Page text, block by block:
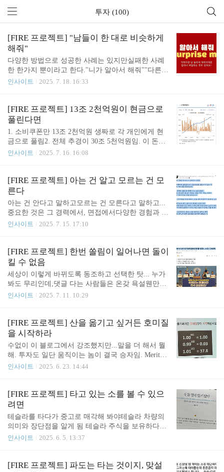
투자 (100)
[FIRE 프로젝트] "남들이 한 대로 비슷하게
해줘"
다양한 방법으로 성공한 사례는 있지만실패한 사례
한 한가지 뿐이라고 한다."니가 알아서 해줘""다른집
에서 그랬는데 알아서 똑같이 해줘" 니 일인데 결국
이야 변해선 안되겠지만,각자의 투자 방식은 각자가
개척하는 거지... 남들처럼 하면 남들 밖에 안되는 거
임.공통점이야 말 꿰 맞추면 여기저기 보이긴 하겠지
만,결국 100명의 투자가가 있으면 100가지 투자가 있
을 뿐이다. 자만해서는 안되겠지만https://meritocrat.ti
story.com/1390 [FIRE 프로젝트] "나는 달라" 이런 자
밀어 붙이는 건 좋은데,"나라면 저렇게 안할 것 같음"
이렇..
인사이트 2025. 7. 18. 16:33
[FIRE 프로젝트] 13조 2천억원이 현금으로
풀린다면
1. 소비쿠폰만 13조 2천억원 생짜로 각 개인에게 현
금으로 풀림2. 전체 추경이 30조 5천억원임. 이 돈도
직간접적으로 풀림 엄청난 경제 충격이 예상됨 ... 이
피곤한데이런 바보들이 더 많아져야 나한테 기회가
더 오는 거 아니겠음? 늘어난 돈, 오르는 물가는 결국
어디로 흐를까?'실물 자산'으로 감. 특히, 경제학 교수
같은 입만 살아 있는 놈들 말 믿지 마시길.그렇게 따
지면 젤 돈 잘 벌어야 하는게 경제학자들임. ㅋㅋ FIR
E 하실 투자자 분들 잘 지켜보시길.인생 실전 진짜
국은행 금융경제 스냅샷 snapsh..
인사이트 2025. 7. 16. 16:08
[FIRE 프로젝트] 아는 건 알고 모르는 건 모
른다
아는 건 안다고 말하고모르는 건 모른다고 말하고...
중요한 것은 그 경력에서, 면접에서다양한 경험과 이
슈에 대한 고민이 묻어나야 한다는 것. .. 투자도 마찬
그런 판단/선택을 내릴 수 밖에 없었는지에 대한 깊
은 고민과 성찰이 없으면앞으로 계속 헛발질 하거나
운칠기삼이 될 가능성이 매우 높음. 주식이나 암호화
폐가 특히 그러함.주식이 엄청난 차트분석 이런 걸로
스스로 번 것 같지?주식은 번거 다시 다 토해내는 사
람이 부지기수임. 나는 아니라고?그런 확신 때문에
반으로 다음에 더 좋은 선택을 할 수 있는게 투자이
고,어찌됐건 운빨이 훨씬 더 잘 동작하는..
인사이트 2025. 7. 15. 17:10
[FIRE 프로젝트] 한번 쏠림이 일어나면 돌이
킬 수 없음
세상이 이렇게 바뀌도록 동조하고 선택한 탓... 누가
봐도 무리인데,댓글 다는 사람들은 온갖 욕설웬만한
가정집도 이렇게 갑자기 이사 안해. 또 "이전까지 남
행 계획이 없는 정책은 국가의 미래를 책임질 수 없
다"고 강조했다.https://n.news.naver.com/mnews/article/
003/0013356439?sid=101 해수부 부산 이전 청사 결정
에 직원들 "충격"…노조는 단식투쟁해양수산부가 이
재명 대통령이 연내 부산 이전을 지시한 지 16일 만
에 청사 위치를 결정하자 직원들은 충격에 빠진 분위
구체적인 예산이나 인n.news.naver.com..
인사이트 2025. 7. 11. 10:29
[FIRE 프로젝트] 산을 옮기고 싶거든 호미질
을 시작하라
수없이 이 블로그에서 강조했지만...말을 더 해서 뭘
해. 투자도 일단 움직이는 놈이 결국 승자임. Meritocr
at @ it's electric
인사이트 2025. 6. 23. 14:44
[FIRE 프로젝트] 타고 있는 소를 볼 수 있으
려면
테슬라를 타다가 중고로 매각해 봐야테슬라 차량의
의미와 장단점을 알게 됨 테슬라 주식을 보유하다가
매도해 봐야테슬라가 의미하는 주식시장에서 포지션
다른 곳에 투자해 봐야하이엔드 아파트의 진정한 존
인사이트 2025. 6. 5. 13:37
[FIRE 프로젝트] 파도는 타는 것이지, 맞설